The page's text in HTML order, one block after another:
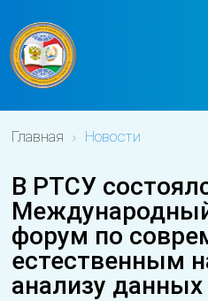
Главная Новости
В РТСУ
форум по
естественным
анализу данных